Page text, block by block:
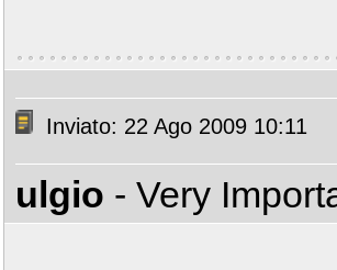
Inviato: 22 Ago 2009 10:11
ulgio - Very